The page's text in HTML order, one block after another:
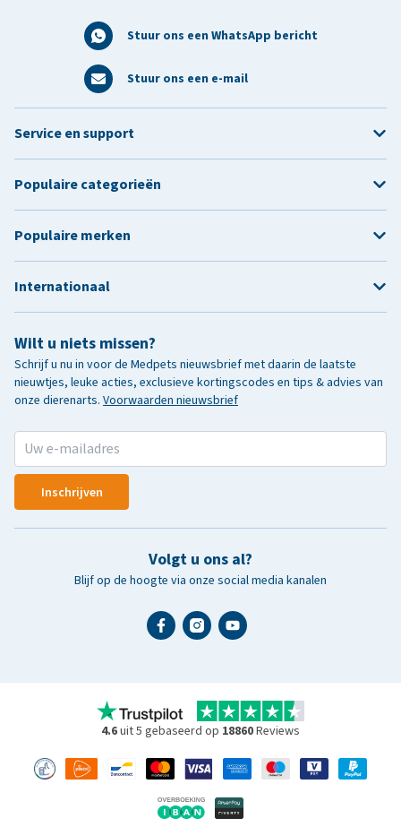
Stuur ons een WhatsApp bericht
Stuur ons een e-mail
Wilt u niets missen?
Schrijf u nu in voor de Medpets nieuwsbrief met daarin de laatste
nieuwtjes, leuke acties, exclusieve kortingscodes en tips & advies van
onze dierenarts. Voorwaarden nieuwsbrief
Inschrijven
Volgt u ons al?
Blijf op de hoogte via onze social media kanalen
Service en support
Populaire categorieën
Populaire merken
Internationaal
4.6uit 5 gebaseerd op 18860Reviews